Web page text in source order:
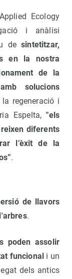
Ecology
i anàlisi
desintetitzar,
en la nostra
de la
solucions
regeneració i
Espelta,"els
diferents
l’èxit de la
.
de llavors
.
poden assolir
funcional i un
dels antics